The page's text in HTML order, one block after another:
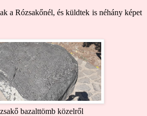
a Rózsakőnél, és küldtek is néhány képet
bazalttömb közelről